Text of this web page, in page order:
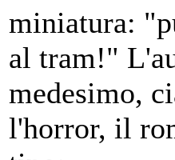
miniatura:
al tram!"
medesimo,
l'horror, il